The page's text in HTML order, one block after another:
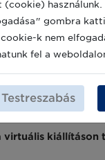
nem csak a
: a
megfelelni
mellesleg a
virtuális
(cookie) használunk.
gombra
k nem
fel a
Testreszabás